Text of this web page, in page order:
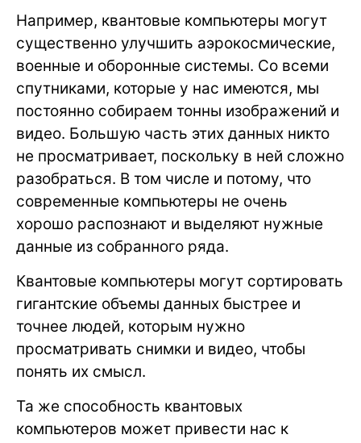
Например, квантовые компьютеры могут
существенно улучшить аэрокосмические,
военные и оборонные системы. Со всеми
спутниками, которые у нас имеются, мы
постоянно собираем тонны изображений и
видео. Большую часть этих данных никто
не просматривает, поскольку в ней сложно
разобраться. В том числе и потому, что
современные компьютеры не очень
хорошо распознают и выделяют нужные
данные из собранного ряда.
Квантовые компьютеры могут сортировать
гигантские объемы данных быстрее и
точнее людей, которым нужно
просматривать снимки и видео, чтобы
понять их смысл.
Та же способность квантовых
компьютеров может привести нас к